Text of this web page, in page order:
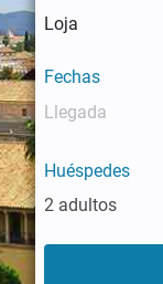
Fechas
Huéspedes
2 adultos